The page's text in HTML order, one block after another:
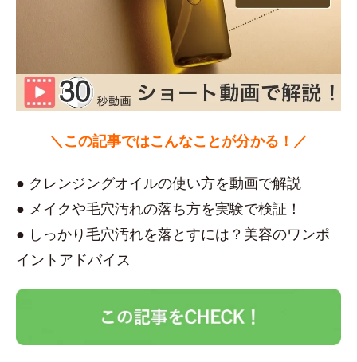
＼この記事ではこんなことが分かる！／
● クレンジングオイルの使い方を動画で解説
● メイクや毛穴汚れの落ち方を実験で検証！
● しっかり毛穴汚れを落とすには？美容のワンポ
イントアドバイス